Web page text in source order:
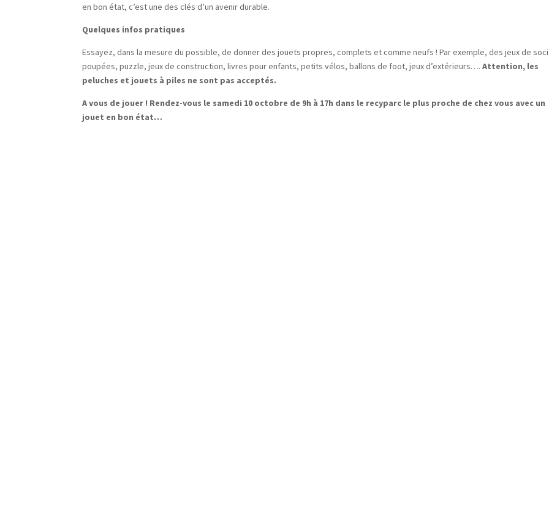
en bon état, c’est une des clés d’un avenir durable.
Quelques infos pratiques
Essayez, dans la mesure du possible, de donner des jouets propres, complets et comme neufs ! Par exemple, des jeux de
poupées, puzzle, jeux de construction, livres pour enfants, petits vélos, ballons de foot, jeux d’extérieurs….Attention, les
peluches et jouets à piles ne sont pas acceptés.
A vous de jouer ! Rendez-vous le samedi 10 octobre de 9h à 17h dans le recyparc le plus proche de chez vous avec un
jouet en bon état…